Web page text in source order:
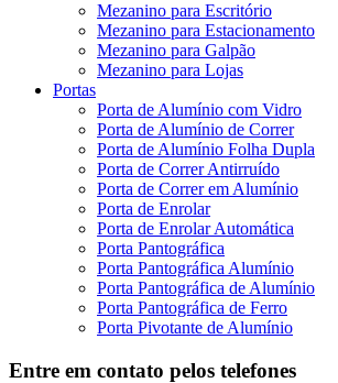
Mezanino para Escritório
Mezanino para Estacionamento
Mezanino para Galpão
Mezanino para Lojas
Portas
Porta de Alumínio com Vidro
Porta de Alumínio de Correr
Porta de Alumínio Folha Dupla
Porta de Correr Antirruído
Porta de Correr em Alumínio
Porta de Enrolar
Porta de Enrolar Automática
Porta Pantográfica
Porta Pantográfica Alumínio
Porta Pantográfica de Alumínio
Porta Pantográfica de Ferro
Porta Pivotante de Alumínio
Entre em contato pelos telefones